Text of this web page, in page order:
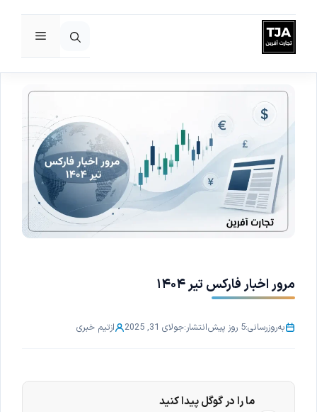
پرش
به
فهرست
مرور اخبار فارکس تیر ۱۴۰۴
به‌روزرسانی:5 روز پیش انتشار:جولای 31, 2025 ازتیم خبری
ما را در گوگل پیدا کنید